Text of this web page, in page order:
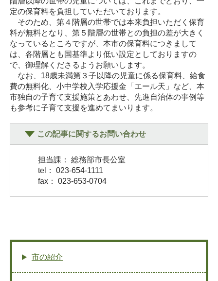
定の保育料を負担していただいております。
そのため、第４階層の世帯では本来負担いただく保育
料が無料となり、第５階層の世帯との負担の差が大きく
なっているところですが、本市の保育料につきまして
は、各階層とも国基準より低い設定としておりますの
で、御理解くださるようお願いします。
なお、18歳未満第３子以降の児童に係る保育料、給食
費の無料化、小中学校入学応援金「エール天」など、本
市独自の子育て支援施策とあわせ、先進自治体の事例等
も参考に子育て支援を進めてまいります。
この記事に関するお問い合わせ
担当課： 総務部市長公室
tel： 023-654-1111
fax： 023-653-0704
市の紹介